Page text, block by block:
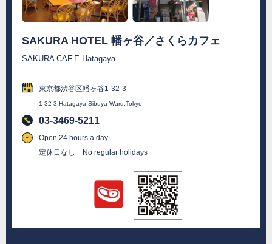
SAKURA HOTEL 幡ヶ谷／さくらカフェ
SAKURA CAF’E Hatagaya
東京都渋谷区幡ヶ谷1-32-3
1-32-3 Hatagaya,Sibuya Ward,Tokyo
03-3469-5211
Open 24 hours a day
定休日なし No regular holidays